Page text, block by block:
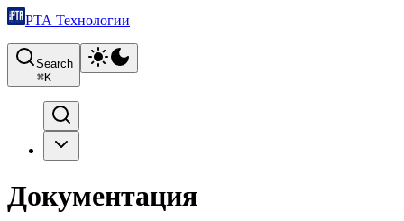
РТА Технологии
Search
⌘K
Документация